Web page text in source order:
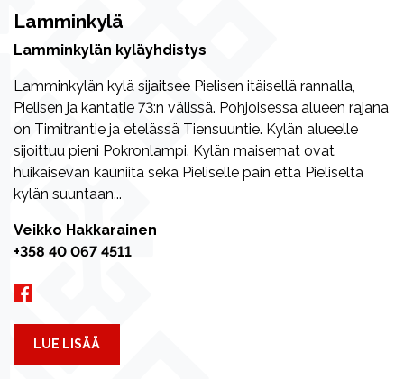
Lamminkylä
Lamminkylän kyläyhdistys
Lamminkylän kylä sijaitsee Pielisen itäisellä rannalla,
Pielisen ja kantatie 73:n välissä. Pohjoisessa alueen rajana
on Timitrantie ja etelässä Tiensuuntie. Kylän alueelle
sijoittuu pieni Pokronlampi. Kylän maisemat ovat
huikaisevan kauniita sekä Pieliselle päin että Pieliseltä
kylän suuntaan...
Veikko Hakkarainen
+358 40 067 4511
LUE LISÄÄ